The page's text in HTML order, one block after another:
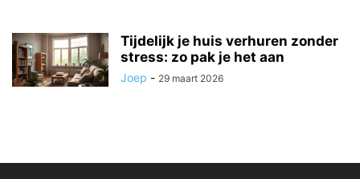
Tijdelijk je huis verhuren zonder
stress: zo pak je het aan
Joep - 29 maart 2026